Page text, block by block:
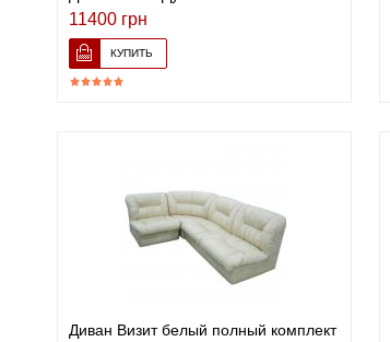
11400 грн
Диван Визит белый полный комплект